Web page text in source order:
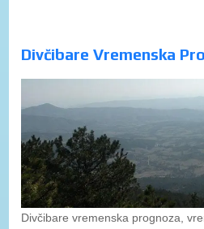
Divčibare Vremenska
Divčibare vremenska prognoza,